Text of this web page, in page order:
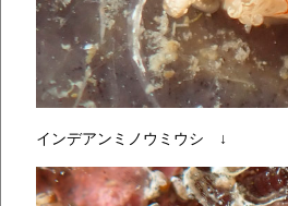
インデアンミノウミウシ ↓